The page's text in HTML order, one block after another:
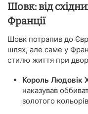
Шовк: від
Франції
Шовк потрапив до
шлях, але саме у
стилю життя при
Король Людовік
наказував
золотого